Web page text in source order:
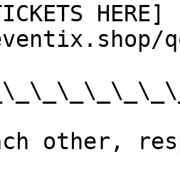
HERE]
other,